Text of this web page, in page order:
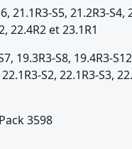
S5, 21.2R3-S4,
22.4R2 et 23.1R1
S8, 19.4R3-
S2, 22.1R3-S3,
3598